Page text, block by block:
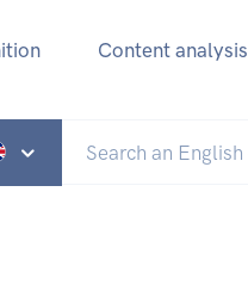
Content analysis